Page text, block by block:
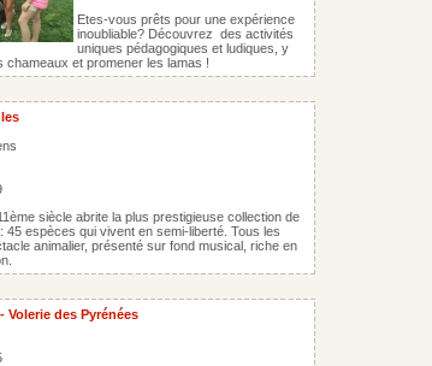
Etes-vous prêts pour une expérience
inoubliable? Découvrez des activités
uniques pédagogiques et ludiques, y
chameaux et promener les lamas !
siècle abrite la plus prestigieuse collection de
45 espèces qui vivent en semi-liberté. Tous les
animalier, présenté sur fond musical, riche en
Volerie des Pyrénées